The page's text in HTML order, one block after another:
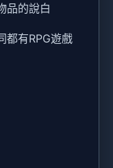
品的說白
都有RPG遊戲